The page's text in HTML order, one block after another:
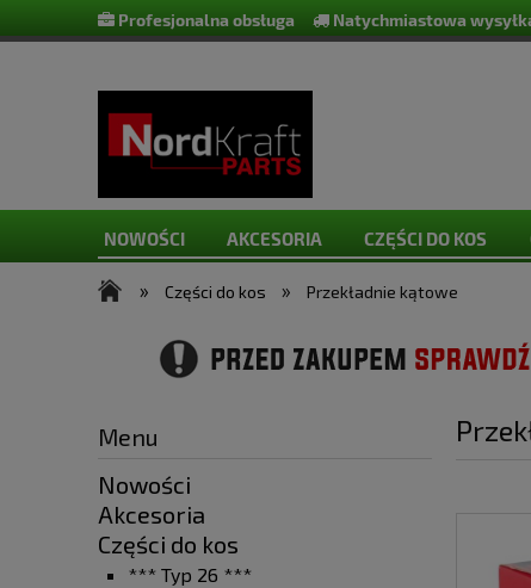
Profesjonalna obsługa Natychmiastowa
NOWOŚCI AKCESORIA CZĘŚCI DO KOS
» Części do kos » Przekładnie kątowe
Menu
Nowości
Akcesoria
Części do kos
*** Typ 26 ***